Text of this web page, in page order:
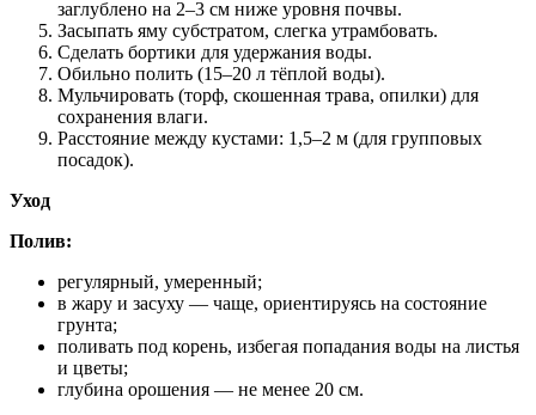
заглублено на 2–3 см ниже уровня почвы.
Засыпать яму субстратом, слегка утрамбовать.
Сделать бортики для удержания воды.
Обильно полить (15–20 л тёплой воды).
Мульчировать (торф, скошенная трава, опилки) для
сохранения влаги.
Расстояние между кустами: 1,5–2 м (для групповых
посадок).
Уход
Полив:
регулярный, умеренный;
в жару и засуху — чаще, ориентируясь на состояние
грунта;
поливать под корень, избегая попадания воды на листья
и цветы;
глубина орошения — не менее 20 см.